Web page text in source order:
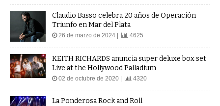
Claudio Basso celebra 20 años de Operación
Triunfo en Mar del Plata
26 de marzo de 2024 | 4625
KEITH RICHARDS anuncia super deluxe box set
Live at the Hollywood Palladium
02 de octubre de 2020 | 4320
La Ponderosa Rock and Roll